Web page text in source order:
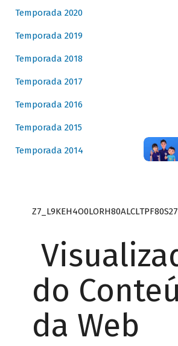
Temporada 2020
Temporada 2019
Temporada 2018
Temporada 2017
Temporada 2016
Temporada 2015
Temporada 2014
Z7_L9KEH4O0LORH80ALCLTPF80S27
do
da Web